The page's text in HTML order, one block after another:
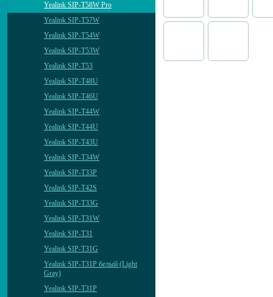
Yealink SIP-T58W Pro
Yealink SIP-T57W
Yealink SIP-T54W
Yealink SIP-T53W
Yealink SIP-T53
Yealink SIP-T48U
Yealink SIP-T46U
Yealink SIP-T44W
Yealink SIP-T44U
Yealink SIP-T43U
Yealink SIP-T34W
Yealink SIP-T33P
Yealink SIP-T42S
Yealink SIP-T33G
Yealink SIP-T31W
Yealink SIP-T31
Yealink SIP-T31G
Yealink SIP-T31P белый (Light
Gray)
Yealink SIP-T31P